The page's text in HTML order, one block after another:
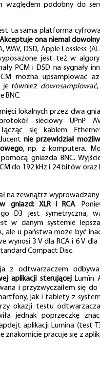
podobny do
ta sama platforma
Akceptuje ona niemal
WAV, DSD, Apple Lossless
jest też w
PCM i DSD na sygnały
można upsamplować
je również downsamplować,
BNC.
lokalnych przez dwa
sieciowy UPnP
łącząc się kablem
nie przewidział
, np. z komputera.
gniazda BNC.
do 192 kHz i 24 bitów oraz
na zewnątrz
gniazd: XLR i RCA.
D3 jest symetryczna,
w danym systemie
ale u państwa może być
wynosi 3 V dla RCA i 6 V dla
Compact Disc.
z odtwarzaczem
aplikacji sterującejLumïn
i przyzwyczaiłem się do
jak i tablety z
okazji testu
jednak poprzeczkę
aplikacji Lumina (test
znakomicie pracuje się z